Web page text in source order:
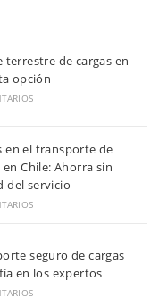
de cargas en
opción
en el transporte de
Chile: Ahorra sin
del servicio
seguro de cargas
en los expertos